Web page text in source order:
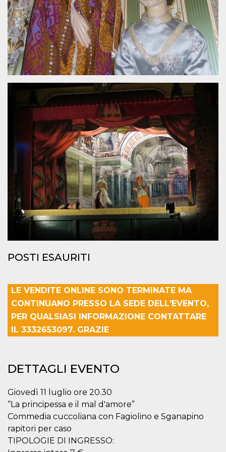
POSTI ESAURITI
LE VENDITE ONLINE SONO TERMINATE MA
CONTINUANO PRESSO LA SEDE DELL'EVENTO,
PER QUALSIASI INFORMAZIONE CONTATTARE
IL 3332653097. GRAZIE
DETTAGLI EVENTO
Giovedì 11 luglio ore 20.30
“La principessa e il mal d'amore”
Commedia cuccoliana con Fagiolino e Sganapino
rapitori per caso
TIPOLOGIE DI INGRESSO:
browser accetti i
cookie.
PHPSESSID
PHP.net
oooh.events
Sessione
Cookie
generato da
applicazioni
basate sul
linguaggio PHP.
Si tratta di un
identificatore
utilizzato per
mantenere le
variabili di
Normalmente è
un numero
generato in
modo casuale, il
modo in cui
viene utilizzato
può essere
specifico per il
sito, ma un
buon esempio è
mantenere uno
stato di accesso
per un utente
tra le pagine.
m
Stripe
m.stripe.com
1 anno 1
Questo cookie
utilizzato per le
facilitando la
memorizzazione
sul browser per
rendere le
pagine più
necessario che il
banner dei